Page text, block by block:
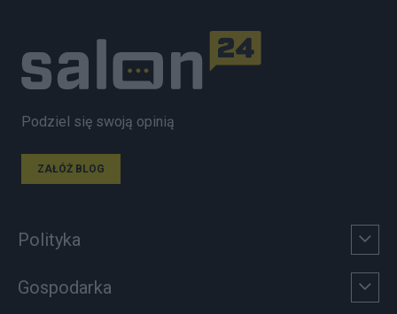
Podziel się swoją opinią
ZAŁÓŻ BLOG
Polityka
Gospodarka